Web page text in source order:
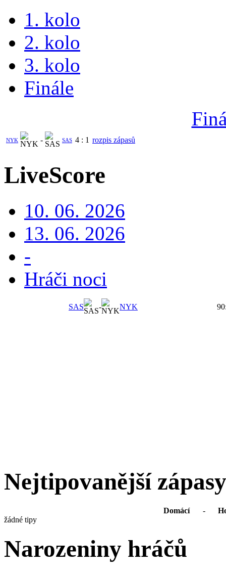
1. kolo
2. kolo
3. kolo
Finále
NYK - SAS 4 : 1 rozpis zápasů
LiveScore
10. 06. 2026
13. 06. 2026
-
Hráči noci
SAS - NYK 90
Nejtipovanější zápasy
Domácí -
žádné tipy
Narozeniny hráčů